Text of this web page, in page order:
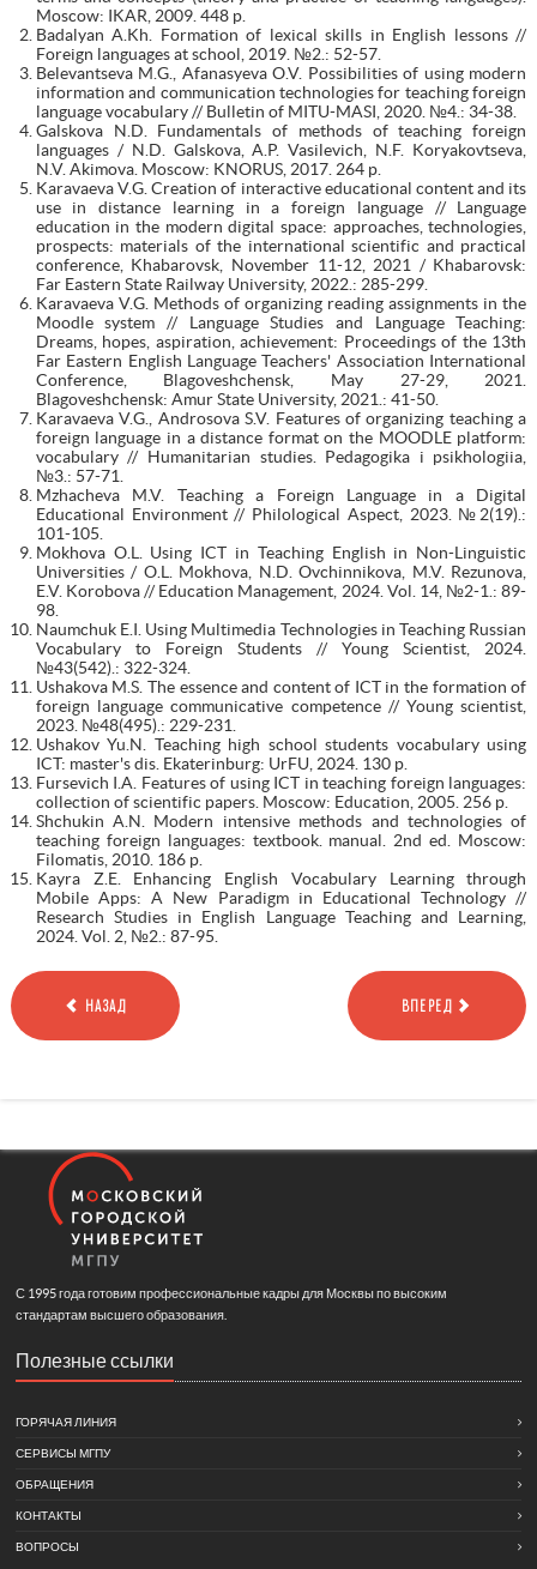
Moscow: IKAR, 2009. 448 p.
Badalyan A.Kh. Formation of lexical skills in English lessons //
Foreign languages at school, 2019. №2.: 52-57.
Belevantseva M.G., Afanasyeva O.V. Possibilities of using modern
information and communication technologies for teaching foreign
language vocabulary // Bulletin of MITU-MASI, 2020. №4.: 34-38.
Galskova N.D. Fundamentals of methods of teaching foreign
languages / N.D. Galskova, A.P. Vasilevich, N.F. Koryakovtseva,
N.V. Akimova. Moscow: KNORUS, 2017. 264 p.
Karavaeva V.G. Creation of interactive educational content and its
use in distance learning in a foreign language // Language
education in the modern digital space: approaches, technologies,
prospects: materials of the international scientific and practical
conference, Khabarovsk, November 11-12, 2021 / Khabarovsk:
Far Eastern State Railway University, 2022.: 285-299.
Karavaeva V.G. Methods of organizing reading assignments in the
Moodle system // Language Studies and Language Teaching:
Dreams, hopes, aspiration, achievement: Proceedings of the 13th
Far Eastern English Language Teachers' Association International
Conference, Blagoveshchensk, May 27-29, 2021.
Blagoveshchensk: Amur State University, 2021.: 41-50.
Karavaeva V.G., Androsova S.V. Features of organizing teaching a
foreign language in a distance format on the MOODLE platform:
vocabulary // Humanitarian studies. Pedagogika i psikhologiia,
№3.: 57-71.
Mzhacheva M.V. Teaching a Foreign Language in a Digital
Educational Environment // Philological Aspect, 2023. №2(19).:
101-105.
Mokhova O.L. Using ICT in Teaching English in Non-Linguistic
Universities / O.L. Mokhova, N.D. Ovchinnikova, M.V. Rezunova,
E.V. Korobova // Education Management, 2024. Vol. 14, №2-1.: 89-
98.
Naumchuk E.I. Using Multimedia Technologies in Teaching Russian
Vocabulary to Foreign Students // Young Scientist, 2024.
№43(542).: 322-324.
Ushakova M.S. The essence and content of ICT in the formation of
foreign language communicative competence // Young scientist,
2023. №48(495).: 229-231.
Ushakov Yu.N. Teaching high school students vocabulary using
ICT: master's dis. Ekaterinburg: UrFU, 2024. 130 p.
Fursevich I.A. Features of using ICT in teaching foreign languages:
collection of scientific papers. Moscow: Education, 2005. 256 p.
Shchukin A.N. Modern intensive methods and technologies of
teaching foreign languages: textbook. manual. 2nd ed. Moscow:
Filomatis, 2010. 186 p.
Kayra Z.E. Enhancing English Vocabulary Learning through
Mobile Apps: A New Paradigm in Educational Technology //
Research Studies in English Language Teaching and Learning,
2024. Vol. 2, №2.: 87-95.
НАЗАД ВПЕРЕД
С 1995 года готовим профессиональные кадры для Москвы по высоким
стандартам высшего образования.
Полезные ссылки
ГОРЯЧАЯ ЛИНИЯ
СЕРВИСЫ МГПУ
ОБРАЩЕНИЯ
КОНТАКТЫ
ВОПРОСЫ